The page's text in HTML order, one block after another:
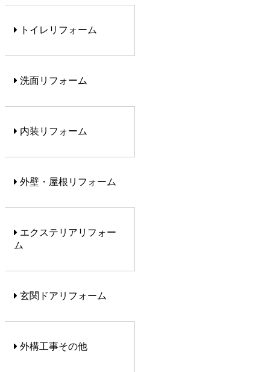
トイレリフォーム
洗面リフォーム
内装リフォーム
外壁・屋根リフォーム
エクステリアリフォー
ム
玄関ドアリフォーム
外構工事その他